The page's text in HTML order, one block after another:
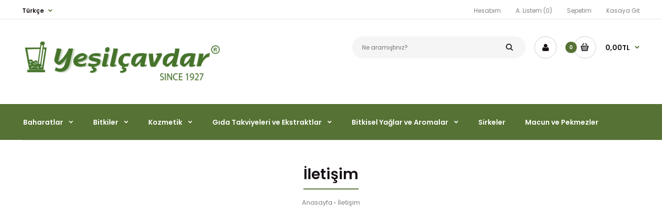
Hesabım A. Listem (0) Sepetim Kasaya Git
Türkçe
0 0,00TL
Baharatlar Bitkiler Kozmetik Gıda Takviyeleri ve Ekstraktlar Bitkisel Yağlar ve Aromalar Sirkeler Macun ve Pekmezler
İletişim
Anasayfa İletişim